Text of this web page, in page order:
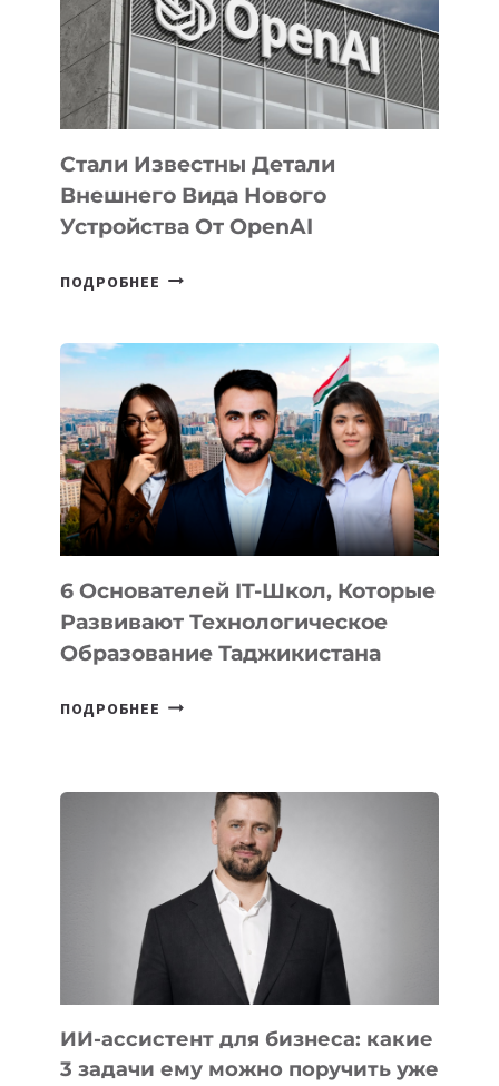
РАЗВИТИЮ
ЭКОСИСТЕМЫ
ИСКУССТВЕННОГО
ИНТЕЛЛЕКТА
Стали Известны Детали
Внешнего Вида Нового
Устройства От OpenAI
ПОДРОБНЕЕ СТАЛИ
ВНЕШНЕГО
ВИДА
НОВОГО
УСТРОЙСТВА
ОТ
OPENAI
6 Основателей IT-Школ, Которые
Развивают Технологическое
Образование Таджикистана
ПОДРОБНЕЕ 6
КОТОРЫЕ
РАЗВИВАЮТ
ТЕХНОЛОГИЧЕСКОЕ
ОБРАЗОВАНИЕ
ТАДЖИКИСТАНА
ИИ-ассистент для бизнеса: какие
3 задачи ему можно поручить уже